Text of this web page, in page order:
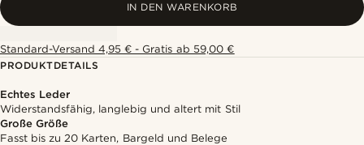
IN DEN WARENKORB
Standard-Versand 4,95 € - Gratis ab 59,00 €
PRODUKTDETAILS
Echtes Leder
Widerstandsfähig, langlebig und altert mit Stil
Große Größe
Fasst bis zu 20 Karten, Bargeld und Belege